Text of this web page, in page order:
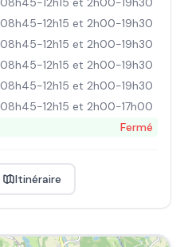
08h45-12h15 et 2h00-19h30
08h45-12h15 et 2h00-19h30
08h45-12h15 et 2h00-19h30
08h45-12h15 et 2h00-19h30
08h45-12h15 et 2h00-17h00
Fermé
Itinéraire